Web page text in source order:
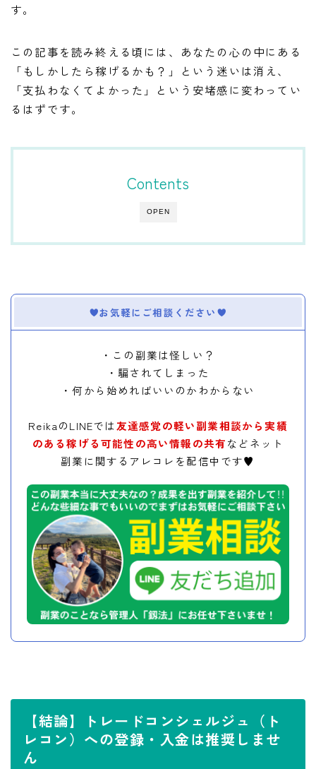
す。
この記事を読み終える頃には、あなたの心の中にある
「もしかしたら稼げるかも？」という迷いは消え、
「支払わなくてよかった」という安堵感に変わってい
るはずです。
OPEN
Contents
お気軽にご相談ください
・この副業は怪しい？
・騙されてしまった
・何から始めればいいのかわからない
ReikaのLINEでは 友達感覚の軽い副業相談から実績
のある稼げる可能性の高い情報の共有などネット
副業に関するアレコレを配信中です♥
【結論】トレードコンシェルジュ（ト
レコン）への登録・入金は推奨しませ
ん